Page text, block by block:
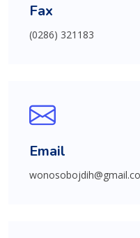
Fax
(0286) 321183
Email